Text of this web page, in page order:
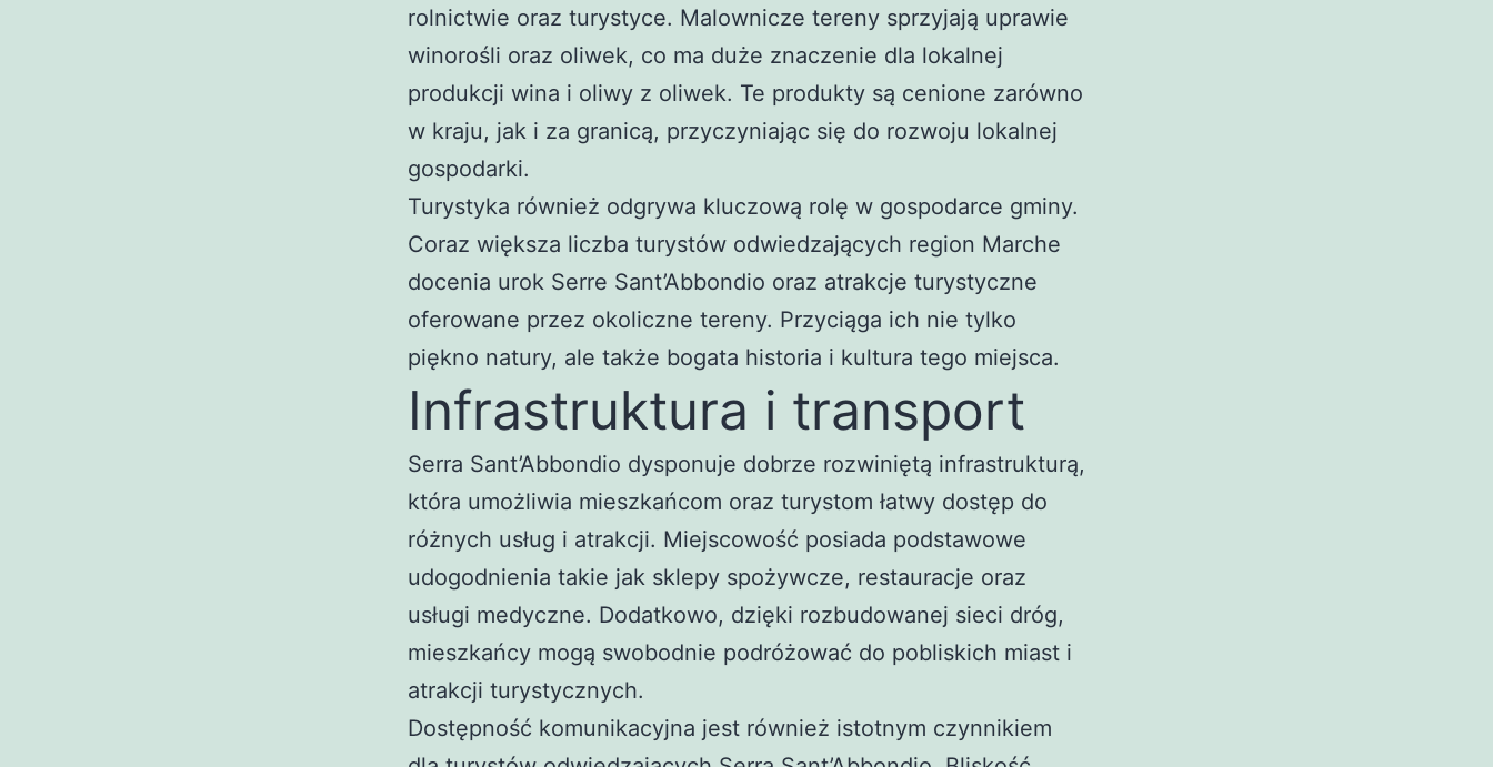
rolnictwie oraz turystyce. Malownicze tereny sprzyjają uprawie
winorośli oraz oliwek, co ma duże znaczenie dla lokalnej
produkcji wina i oliwy z oliwek. Te produkty są cenione zarówno
w kraju, jak i za granicą, przyczyniając się do rozwoju lokalnej
gospodarki.
Turystyka również odgrywa kluczową rolę w gospodarce gminy.
Coraz większa liczba turystów odwiedzających region Marche
docenia urok Serre Sant’Abbondio oraz atrakcje turystyczne
oferowane przez okoliczne tereny. Przyciąga ich nie tylko
piękno natury, ale także bogata historia i kultura tego miejsca.
Infrastruktura i transport
Serra Sant’Abbondio dysponuje dobrze rozwiniętą infrastrukturą,
która umożliwia mieszkańcom oraz turystom łatwy dostęp do
różnych usług i atrakcji. Miejscowość posiada podstawowe
udogodnienia takie jak sklepy spożywcze, restauracje oraz
usługi medyczne. Dodatkowo, dzięki rozbudowanej sieci dróg,
mieszkańcy mogą swobodnie podróżować do pobliskich miast i
atrakcji turystycznych.
Dostępność komunikacyjna jest również istotnym czynnikiem